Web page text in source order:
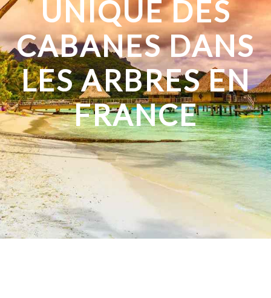
UNIQUE DES
CABANES DANS
LES ARBRES EN
FRANCE